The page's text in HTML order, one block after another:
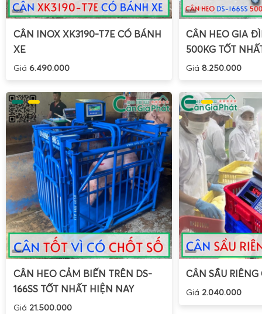
CÂN INOX XK3190-T7E CÓ BÁNH
XE
Giá 6.490.000
CÂN HEO GIA
500KG TỐT
Giá 8.250.000
CÂN HEO CẢM BIẾN TRÊN DS-
166SS TỐT NHẤT HIỆN NAY
Giá 21.500.000
CÂN SẦU
Giá 2.040.000